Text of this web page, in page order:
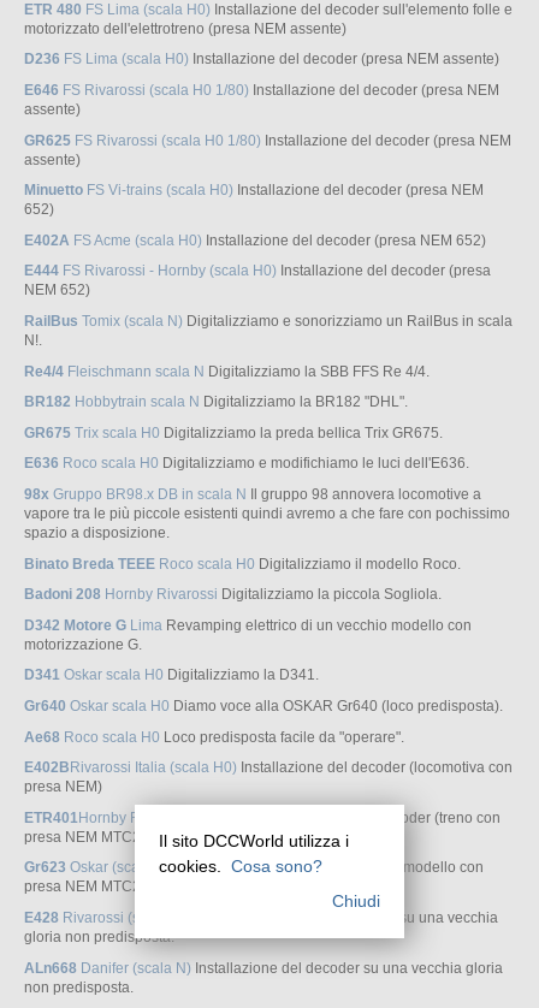
ETR 480 FS Lima (scala H0) Installazione del decoder sull'elemento folle e
motorizzato dell'elettrotreno (presa NEM assente)
D236 FS Lima (scala H0) Installazione del decoder (presa NEM assente)
E646 FS Rivarossi (scala H0 1/80) Installazione del decoder (presa NEM
assente)
GR625 FS Rivarossi (scala H0 1/80) Installazione del decoder (presa NEM
assente)
Minuetto FS Vi-trains (scala H0) Installazione del decoder (presa NEM
652)
E402A FS Acme (scala H0) Installazione del decoder (presa NEM 652)
E444 FS Rivarossi - Hornby (scala H0) Installazione del decoder (presa
NEM 652)
RailBus Tomix (scala N) Digitalizziamo e sonorizziamo un RailBus in scala
N!.
Re4/4 Fleischmann scala N Digitalizziamo la SBB FFS Re 4/4.
BR182 Hobbytrain scala N Digitalizziamo la BR182 "DHL".
GR675 Trix scala H0 Digitalizziamo la preda bellica Trix GR675.
E636 Roco scala H0 Digitalizziamo e modifichiamo le luci dell'E636.
98x Gruppo BR98.x DB in scala N
Il gruppo 98 annovera locomotive a
vapore tra le più piccole esistenti quindi avremo a che fare con pochissimo
spazio a disposizione.
Binato Breda TEEE Roco scala H0 Digitalizziamo il modello Roco.
Badoni 208 Hornby Rivarossi Digitalizziamo la piccola Sogliola.
D342 Motore G Lima Revamping elettrico di un vecchio modello con
motorizzazione G.
D341 Oskar scala H0 Digitalizziamo la D341.
Gr640 Oskar scala H0 Diamo voce alla OSKAR Gr640 (loco predisposta).
Ae68 Roco scala H0 Loco predisposta facile da "operare".
E402B Rivarossi Italia (scala H0) Installazione del decoder (locomotiva con
presa NEM)
ETR401 Hornby Rivarossi (scala H0)
Installazione del decoder (treno con
presa NEM MTC21)
Gr623 Oskar (scala H0)Installazione del Sound decoder (modello con
presa NEM MTC21)
E428 Rivarossi (scala H0 1/80)
Installazione del decoder su una vecchia
gloria non predisposta.
ALn668 Danifer (scala N) Installazione del decoder su una vecchia gloria
non predisposta.
Il sito DCCWorld utilizza i
cookies.
Cosa sono?
Chiudi